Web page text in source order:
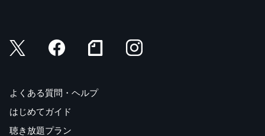
よくある質問・ヘルプ
はじめてガイド
聴き放題プラン